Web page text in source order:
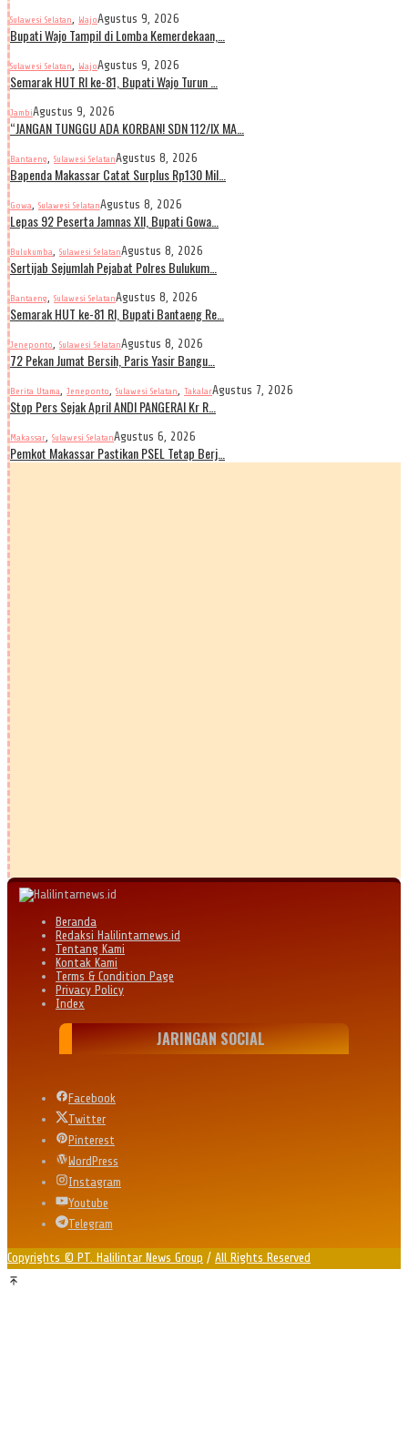
Sulawesi Selatan, WajoAgustus 9, 2026
Bupati Wajo Tampil di Lomba Kemerdekaan,…
Sulawesi Selatan, WajoAgustus 9, 2026
Semarak HUT RI ke-81, Bupati Wajo Turun …
JambiAgustus 9, 2026
“JANGAN TUNGGU ADA KORBAN! SDN 112/IX MA…
Bantaeng, Sulawesi SelatanAgustus 8, 2026
Bapenda Makassar Catat Surplus Rp130 Mil…
Gowa, Sulawesi SelatanAgustus 8, 2026
Lepas 92 Peserta Jamnas XII, Bupati Gowa…
Bulukumba, Sulawesi SelatanAgustus 8, 2026
Sertijab Sejumlah Pejabat Polres Bulukum…
Bantaeng, Sulawesi SelatanAgustus 8, 2026
Semarak HUT ke-81 RI, Bupati Bantaeng Re…
Jeneponto, Sulawesi SelatanAgustus 8, 2026
72 Pekan Jumat Bersih, Paris Yasir Bangu…
Berita Utama, Jeneponto, Sulawesi Selatan, TakalarAgustus 7, 2026
Stop Pers Sejak April ANDI PANGERAI Kr R…
Makassar, Sulawesi SelatanAgustus 6, 2026
Pemkot Makassar Pastikan PSEL Tetap Berj…
Beranda
Redaksi Halilintarnews.id
Tentang Kami
Kontak Kami
Terms & Condition Page
Privacy Policy
Index
JARINGAN SOCIAL
Facebook
Twitter
Pinterest
WordPress
Instagram
Youtube
Telegram
Copyrights © PT. Halilintar News Group / All Rights Reserved